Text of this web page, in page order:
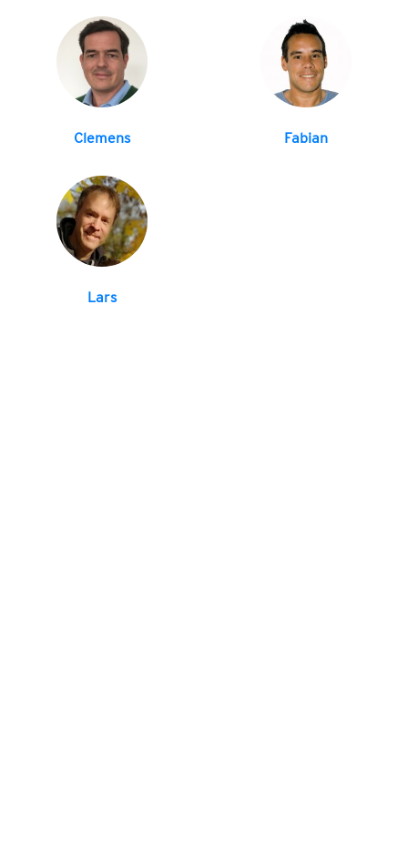
Clemens Fabian
Lars